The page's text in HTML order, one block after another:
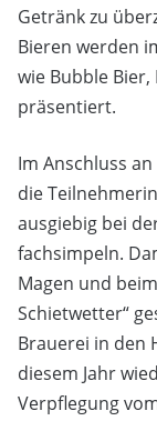
Getränk zu
Bieren werden
wie Bubble
präsentiert.
Im Anschluss
die
ausgiebig bei
fachsimpeln.
Magen und
Schietwetter“
Brauerei in den
diesem Jahr
Verpflegung